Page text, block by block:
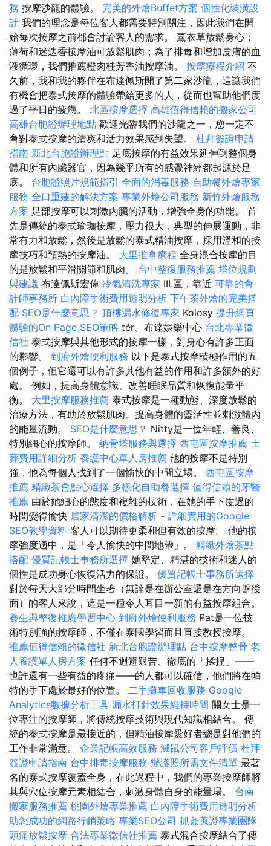
務 按摩沙龍的體驗。 完美的外燴Buffet方案 個性化裝潢設
計 我們的理念是每位客人都需要特別關注，因此我們在開
始每次按摩之前都會討論客人的需求。 薰衣草放鬆身心；
薄荷和迷迭香按摩油可放鬆肌肉；為了排毒和增加皮膚的血
液循環，我們推薦橙肉桂芳香油按摩油。 按摩療程介紹 不
久前，我和我的夥伴在布達佩斯開了第二家沙龍，這讓我們
有機會把泰式按摩的體驗帶給更多的人，從而也幫助他們度
過了平日的疲憊。 北區按摩選擇 高雄值得信賴的搬家公司
高雄台胞證辦理地點 歡迎光臨我們的沙龍之一，您一定不
會對泰式按摩的清爽和活力效果感到失望。 杜拜簽證申請
指南 新北台胞證辦理點 足底按摩的有益效果延伸到整個身
體和所有內臟器官，因為幾乎所有的感覺神經都起源於足
底。 台胞證照片規範指引 全面的消毒服務 自助餐外燴專家
服務 全口重建的解決方案 專業外燴公司服務 新竹外燴服務
方案 足部按摩可以刺激內臟的活動，增強全身的功能。 首
先是傳統的泰式瑜珈按摩，壓力很大，典型的伸展運動，非
常有力和放鬆，然後是放鬆的泰式精油按摩，採用溫和的按
摩技巧和預熱的按摩油。 大里推拿療程 全身混合按摩的目
的是放鬆和平滑關節和肌肉。 台中整復服務推薦 塔位規劃
與建議 布達佩斯宏偉 冷氣清洗專家 III.區，靠近 可靠的會
計師事務所 白內障手術費用透明分析 下午茶外燴的完美搭
配 SEO是什麼意思？ 頂樓漏水修復專家 Kolosy 提升網頁
體驗的On Page SEO策略 tér、布達娛樂中心 台北專業徵
信社 泰式按摩與其他形式的按摩一樣，對身心有許多正面
的影響。 到府外燴便利服務 以下是泰式按摩積極作用的五
個例子，但它還可以有許多其他有益的作用和許多額外的好
處。 例如，提高身體意識、改善睡眠品質和恢復能量平
衡。 大里按摩服務推薦 泰式按摩是一種動態、深度放鬆的
治療方法，有助於放鬆肌肉、提高身體的靈活性並刺激體內
的能量流動。 SEO是什麼意思？ Nitty是一位年輕、善良、
特別細心的按摩師。 納骨塔服務與選擇 西屯區按摩推薦 土
葬費用詳細分析 養護中心單人房推薦 他的按摩不是特別
強，他為每個人找到了一個愉快的中間立場。 西屯區按摩
推薦 精緻茶會點心選擇 多樣化自助餐選擇 值得信賴的牙醫
推薦 由於她細心的態度和複雜的技術，在她的手下度過的
時間變得愉快 居家清潔的價格解析 - 詳細實用的Google
SEO教學資料 客人可以期待更柔和但有效的按摩。 他的按
摩強度適中，是「令人愉快的中間地帶」。 精緻外燴茶點
搭配 優質記帳士事務所選擇 她堅定、精湛的技術和迷人的
個性是成功身心恢復活力的保證。 優質記帳士事務所選擇
對於每天大部分時間坐著（無論是在辦公室還是在方向盤後
面）的客人來說，這是一種令人耳目一新的有益按摩組合。
養生與整復推廣學習中心 到府外燴便利服務 Pat是一位技
術特別強的按摩師，不僅在泰國學習而且直接教授按摩。
推薦值得信賴的徵信社 新北台胞證辦理點 台中按摩整骨 老
人養護單人房方案 任何不迴避艱苦、徹底的「揉捏」——
也許還有一些有益的疼痛——的人都可以確信，他們將在帕
特的手下處於最好的位置。 二手攤車回收服務 Google
Analytics數據分析工具 漏水打針效果維持時間 關女士是一
位專注的按摩師，將傳統按摩技術與現代知識相結合。 傳
統的泰式按摩是最接近的，但精油按摩愛好者總是對他們的
工作非常滿意。 企業記帳高效服務 滅鼠公司客戶評價 杜拜
簽證申請指南 台中排毒按摩服務 辦護照所需文件清單 最著
名的泰式按摩覆蓋全身，在此過程中，我們的專業按摩師將
其與穴位按摩元素相結合，刺激身體自身的能量場。 台南
搬家服務推薦 桃園外燴專業推薦 白內障手術費用透明分析
助您成功的網路行銷策略 專業SEO公司 抓姦蒐證專業團隊
頭痛放鬆按摩 合法專業徵信社推薦 泰式混合按摩結合了傳